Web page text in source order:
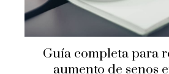
Guía completa para
aumento de senos